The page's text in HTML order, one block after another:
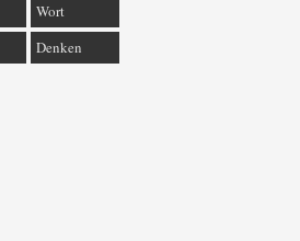
Wort
Denken